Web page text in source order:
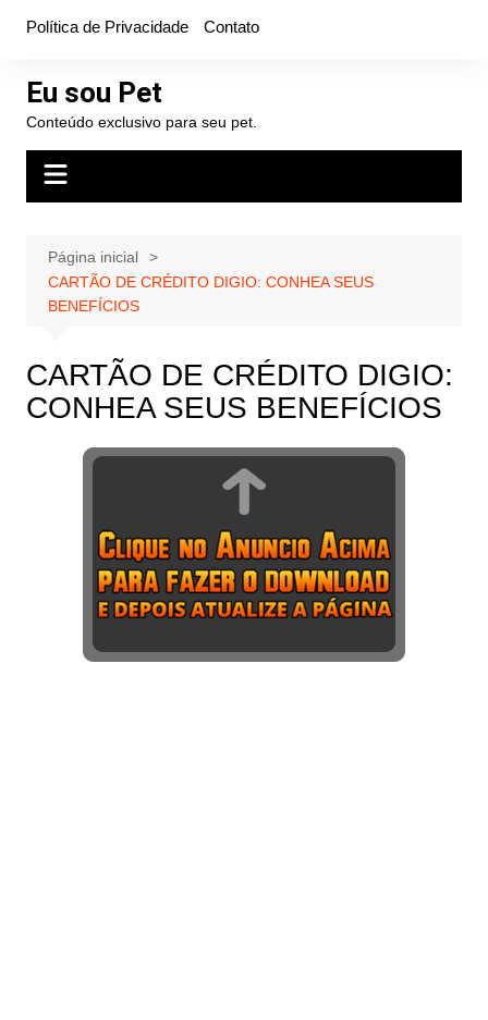
conteúdo
Política de Privacidade Contato
Eu sou Pet
Conteúdo exclusivo para seu pet.
Página inicial
CARTÃO DE CRÉDITO DIGIO: CONHEA SEUS
BENEFÍCIOS
CARTÃO DE CRÉDITO DIGIO:
CONHEA SEUS BENEFÍCIOS